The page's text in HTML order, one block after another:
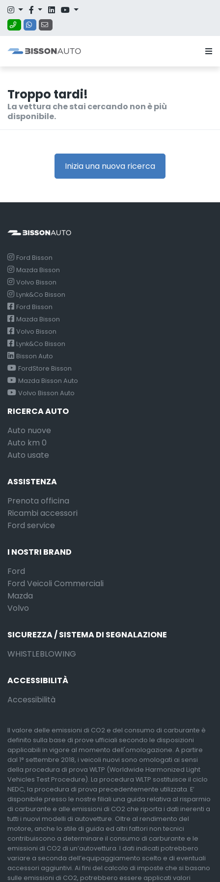
Troppo tardi!
La vettura che stai cercando non è più
disponibile.
Inizia una nuova ricerca
Ford Bisson
Mazda Bisson
Volvo Bisson
Lynk&Co Bisson
Ford Bisson
Mazda Bisson
Volvo Bisson
Lynk&Co Bisson
Bisson Auto
FordStore Bisson
Mazda Bisson Auto
Volvo Bisson Auto
RICERCA AUTO
Auto nuove
Auto km 0
Auto usate
ASSISTENZA
Prenota officina
Ricambi accessori
Ford service
I NOSTRI BRAND
Ford
Ford Veicoli Commerciali
Mazda
Volvo
SICUREZZA / SISTEMA DI SEGNALAZIONE
WHISTLEBLOWING
ACCESSIBILITÀ
Accessibilità
Il valore delle emissioni di CO2 e del consumo di carburante è
definito sulla base di prove ufficiali secondo le disposizioni
applicabili in vigore al momento dell'omologazione. A partire
dal 1° settembre 2018, i veicoli nuovi sono omologati ai sensi
della procedura di prova WLTP (Worldwide Harmonized Light
Vehicles Test Procedure). La procedura WLTP sostituisce il ciclo
NEDC, la procedura di prova precedentemente utilizzata. E’
disponibile presso le nostre filiali una guida relativa al risparmio
di carburante e alle emissioni di CO2 che riporta i dati inerenti a
tutti i nuovi modelli di autovetture. Oltre al rendimento del
motore, anche lo stile di guida ed altri fattori non tecnici
contribuiscono a determinare il consumo di carburante e le
emissioni di CO2 di un’autovettura. I dati indicati potrebbero
variare a seconda dell’equipaggiamento scelto e di eventuali
accessori aggiuntivi. Ai fini del calcolo di imposte che si basano
sulle emissioni di CO2, potrebbero essere applicati valori